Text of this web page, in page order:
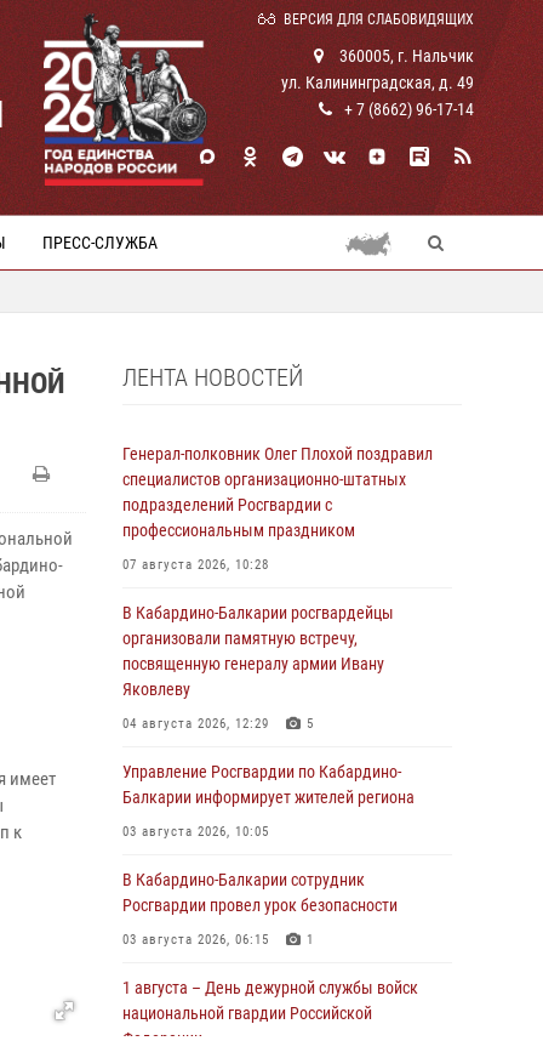
ВЕРСИЯ ДЛЯ СЛАБОВИДЯЩИХ
360005, г. Нальчик
ул. Калининградская, д. 49
+ 7 (8662) 96-17-14
ПРЕСС-СЛУЖБА
имеет
к
ЛЕНТА НОВОСТЕЙ
Генерал-полковник Олег Плохой поздравил
специалистов организационно-штатных
подразделений Росгвардии с
профессиональным праздником
07 августа 2026, 10:28
В Кабардино-Балкарии росгвардейцы
организовали памятную встречу,
посвященную генералу армии Ивану
Яковлеву
04 августа 2026, 12:29 5
Управление Росгвардии по Кабардино-
Балкарии информирует жителей региона
03 августа 2026, 10:05
В Кабардино‑Балкарии сотрудник
Росгвардии провел урок безопасности
03 августа 2026, 06:15 1
1 августа – День дежурной службы войск
национальной гвардии Российской
Федерации